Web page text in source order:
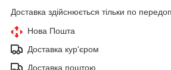
Доставка здійснюється тільки по
Нова Пошта
Доставка кур'єром
Доставка поштою